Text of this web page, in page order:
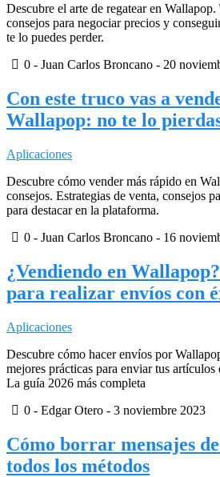
Descubre el arte de regatear en
consejos para negociar precios y
te lo puedes perder.
0 - Juan Carlos Broncano - 20
Con este truco vas a
Wallapop: no te lo
Aplicaciones
Descubre cómo vender más rápido en
consejos. Estrategias de venta, consejos
para destacar en la plataforma.
0 - Juan Carlos Broncano - 16
¿Vendiendo en
para realizar envíos con
Aplicaciones
Descubre cómo hacer envíos por
mejores prácticas para enviar tus
La guía 2026 más completa
0 - Edgar Otero - 3 noviembre 2023
Cómo borrar mensajes
todos los métodos